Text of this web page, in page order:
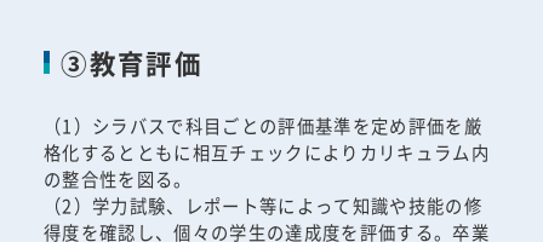
③教育評価
（1）シラバスで科目ごとの評価基準を定め評価を厳
格化するとともに相互チェックによりカリキュラム内
の整合性を図る。
（2）学力試験、レポート等によって知識や技能の修
得度を確認し、個々の学生の達成度を評価する。卒業